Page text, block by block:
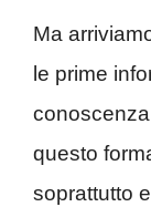
Ma
le prime
questo
soprattutto